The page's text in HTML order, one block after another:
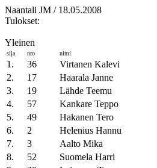
Naantali JM / 18.05.2008
Tulokset:
Yleinen
sija nro nimi
1. 36 Virtanen Kalevi
2.
17 Haarala Janne
3.
19 Lähde Teemu
4.
57 Kankare Teppo
5.
49 Hakanen Tero
6.
2 Helenius Hannu
7.
3 Aalto Mika
8.
52 Suomela Harri